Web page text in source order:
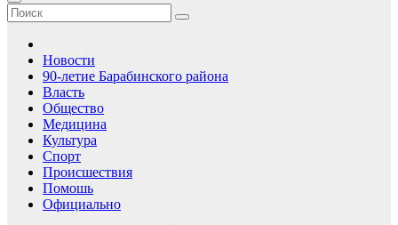
Новости
90-летие Барабинского района
Власть
Общество
Медицина
Культура
Спорт
Происшествия
Помошь
Официально